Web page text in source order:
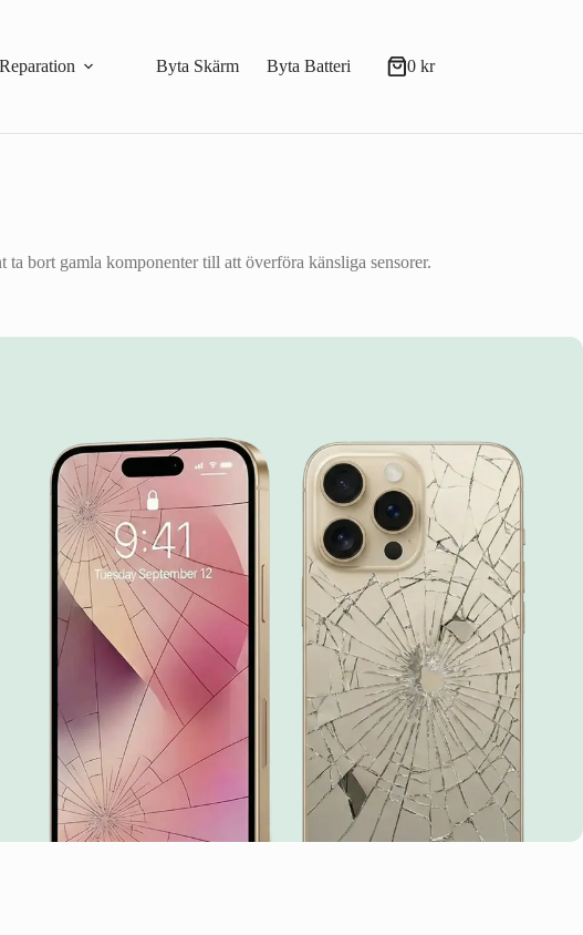
Byta Skärm Byta Batteri Varukorg
0 kr
bort gamla komponenter till att överföra känsliga sensorer.